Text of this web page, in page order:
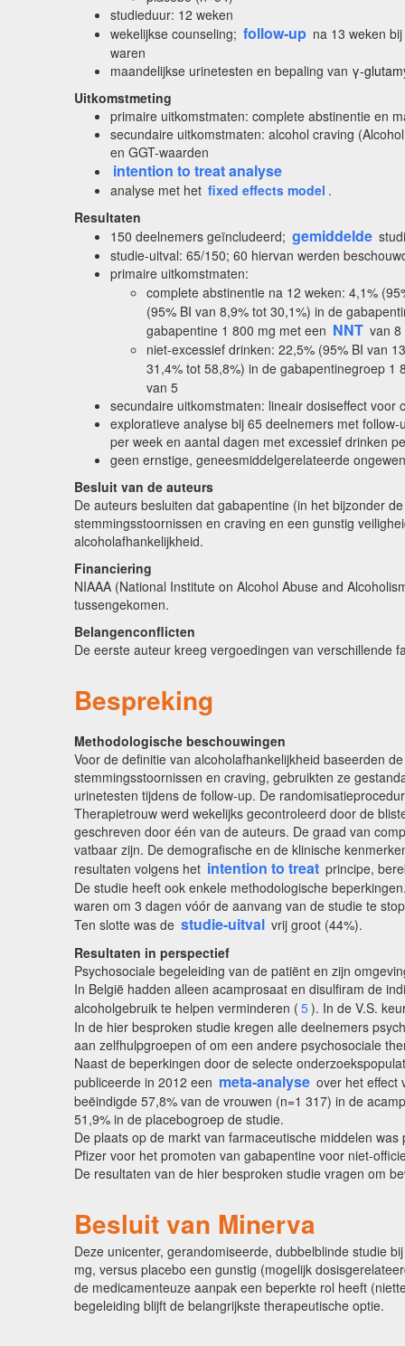
studieduur: 12 weken
wekelijkse counseling; follow-up na 13 weken
waren
maandelijkse urinetesten en bepaling van γ-
Uitkomstmeting
primaire uitkomstmaten: complete abstinentie en
secundaire uitkomstmaten: alcohol craving
en GGT-waarden
intention to treat analyse
analyse met het fixed effects model .
Resultaten
150 deelnemers geïncludeerd; gemiddelde
studie-uitval: 65/150; 60 hiervan werden
primaire uitkomstmaten:
complete abstinentie na 12 weken: 4,1%
(95% BI van 8,9% tot 30,1%) in de
gabapentine 1 800 mg met een NNT van 8
niet-excessief drinken: 22,5% (95% BI van
31,4% tot 58,8%) in de gabapentinegroep 1
van 5
secundaire uitkomstmaten: lineair dosiseffect
exploratieve analyse bij 65 deelnemers met
per week en aantal dagen met excessief drinken
geen ernstige, geneesmiddelgerelateerde
Besluit van de auteurs
De auteurs besluiten dat gabapentine (in het bijzonder
stemmingsstoornissen en craving en een gunstig
alcoholafhankelijkheid.
Financiering
NIAAA (National Institute on Alcohol Abuse and
tussengekomen.
Belangenconflicten
De eerste auteur kreeg vergoedingen van verschillende
Bespreking
Methodologische beschouwingen
Voor de definitie van alcoholafhankelijkheid baseerden
stemmingsstoornissen en craving, gebruikten ze
urinetesten tijdens de follow-up. De
Therapietrouw werd wekelijks gecontroleerd door de
geschreven door één van de auteurs. De graad van
vatbaar zijn. De demografische en de klinische
resultaten volgens het intention to treat principe,
De studie heeft ook enkele methodologische
waren om 3 dagen vóór de aanvang van de studie te
Ten slotte was de studie-uitval vrij groot (44%).
Resultaten in perspectief
Psychosociale begeleiding van de patiënt en zijn
In België hadden alleen acamprosaat en disulfiram de
alcoholgebruik te helpen verminderen ( 5). In de V.S.
In de hier besproken studie kregen alle deelnemers
aan zelfhulpgroepen of om een andere psychosociale
Naast de beperkingen door de selecte
publiceerde in 2012 een meta-analyse over het effect
beëindigde 57,8% van de vrouwen (n=1 317) in de
51,9% in de placebogroep de studie.
De plaats op de markt van farmaceutische middelen
Pfizer voor het promoten van gabapentine voor niet-
De resultaten van de hier besproken studie vragen om
Besluit van Minerva
Deze unicenter, gerandomiseerde, dubbelblinde studie
mg, versus placebo een gunstig (mogelijk
de medicamenteuze aanpak een beperkte rol heeft
begeleiding blijft de belangrijkste therapeutische optie.